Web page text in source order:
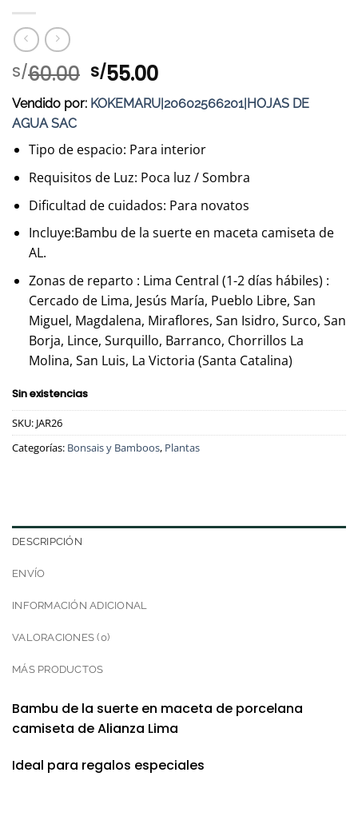
S/60.00 El
precio
original
S/60.00.
S/55.00El
precio
actual
S/55.00.
Vendido por: KOKEMARU|20602566201|HOJAS DE
AGUA SAC
Tipo de espacio: Para interior
Requisitos de Luz: Poca luz / Sombra
Dificultad de cuidados: Para novatos
Incluye:Bambu de la suerte en maceta camiseta de
AL.
Zonas de reparto : Lima Central (1-2 días hábiles) :
Cercado de Lima, Jesús María, Pueblo Libre, San
Miguel, Magdalena, Miraflores, San Isidro, Surco, San
Borja, Lince, Surquillo, Barranco, Chorrillos La
Molina, San Luis, La Victoria (Santa Catalina)
Sin existencias
SKU: JAR26
Categorías: Bonsais y Bamboos, Plantas
DESCRIPCIÓN
ENVÍO
INFORMACIÓN ADICIONAL
VALORACIONES (0)
MÁS PRODUCTOS
Bambu de la suerte en maceta de porcelana
camiseta de Alianza Lima
Ideal para regalos especiales